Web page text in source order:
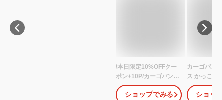
\本日限定10%OFFクー
ポン+10P/カーゴパンツ
レディース 夏 作業着 ロ
ング丈 パラシュートパ
ショップでみる
カーゴパン
ス かっこい
装 カーゴパ
ン ヒップホ
ショッ